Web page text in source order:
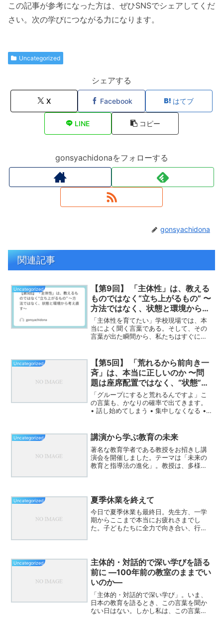
この記事が参考になった方は、ぜひSNSでシェアしてくだ
さい。次の学びにつながる力になります。
Uncategorized
シェアする
X Facebook はてブ
LINE コピー
gonsyachidonaをフォローする
gonsyachidona
関連記事
Uncategorized
【第9回】 「主体性」は、教える
ものではなく“立ち上がるもの” 〜
方法ではなく、状態と環境から考
え直す〜
「主体性を育てたい」学校現場では、本
当によく聞く言葉である。そして、その
言葉が出た瞬間から、私たちはすぐにこ
んな授業展開なら主体的になるか • どん
な手法な...
Uncategorized
【第5回】 「荒れるから前向き一
斉」は、本当に正しいのか 〜問
題は座席配置ではなく、“状態”で
はないか〜
「グループにすると荒れるんですよ」こ
の言葉も、かなりの確率で出てきます。
• 話し始めてしまう • 集中しなくなる •
い」という結論になる。これも、とても
よく分かり...
Uncategorized 講演から学ぶ教育の未来
著名な教育学者である教授をお招きし講
演会を開催しました。テーマは「未来の
教育と指導法の進化」。教授は、多様な
教育からの脱却です。これ...
Uncategorized 夏季休業を終えて
今日で夏季休業も最終日。先生方、一学
期からここまで本当にお疲れさまでし
た。子どもたちに全力で向き合い、行事
行事も多く、子どもも先生も...
Uncategorized
主体的・対話的で深い学びを語る
前に ―100年前の教室のままでい
いのか―
「主体的・対話的で深い学び」。いま、
日本の教育を語るとき、この言葉を聞か
ない日はない。しかし私は、この言葉を